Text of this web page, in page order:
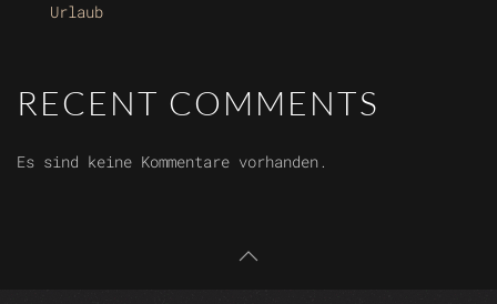
Urlaub
RECENT COMMENTS
Es sind keine Kommentare vorhanden.